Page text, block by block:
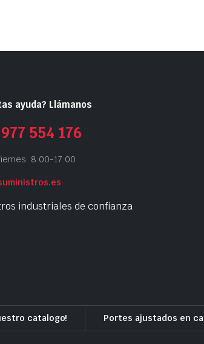
ayuda? Llámanos
554 176
8:00-17:00
industriales de confianza
catalogo! Portes ajustados en